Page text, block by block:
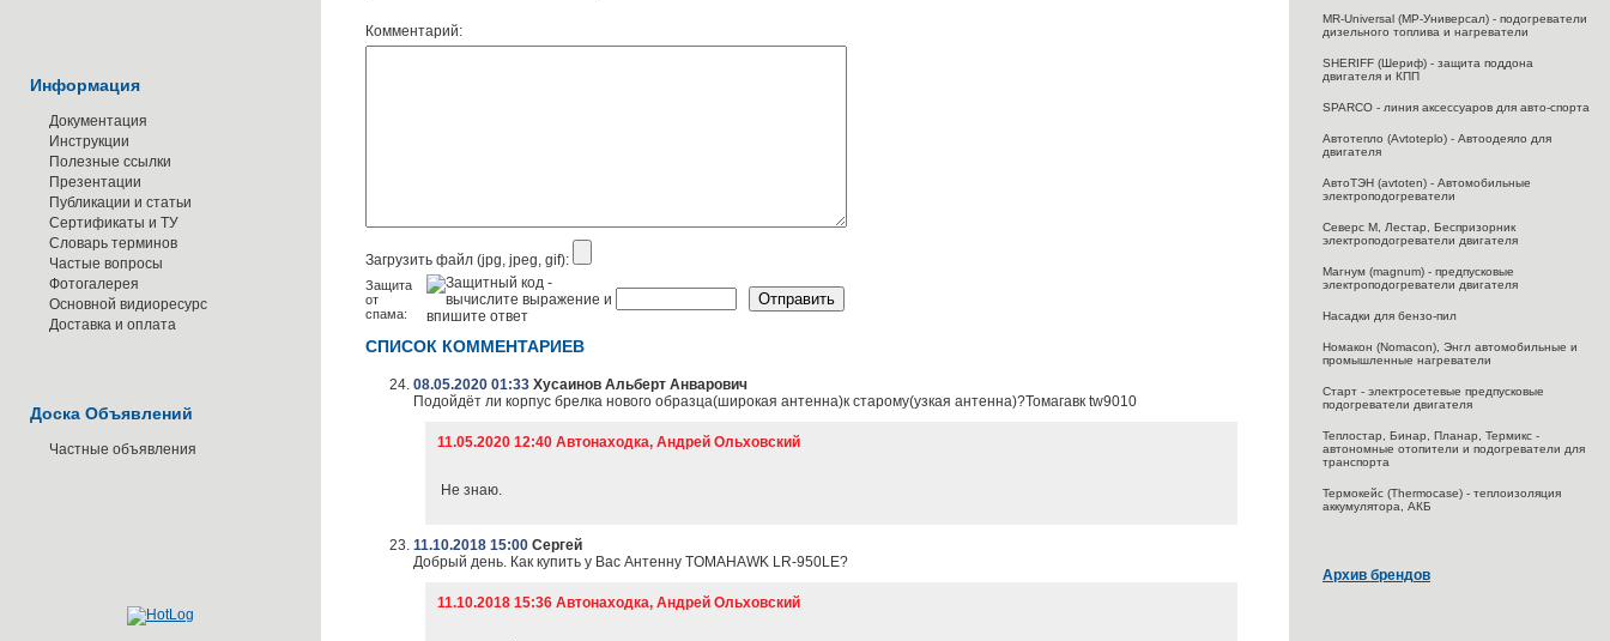
Информация
Документация
Инструкции
Полезные ссылки
Презентации
Публикации и статьи
Сертификаты и ТУ
Словарь терминов
Частые вопросы
Фотогалерея
Основной видиоресурс
Доставка и оплата
Доска Объявлений
Частные объявления
Комментарий:
Загрузить файл (jpg, jpeg, gif):
Защита
от
спама:
СПИСОК КОММЕНТАРИЕВ
08.05.2020 01:33 Хусаинов Альберт Анварович
Подойдёт ли корпус брелка нового образца(широкая антенна)к старому(узкая антенна)?Томагавк tw9010
11.05.2020 12:40 Автонаходка, Андрей Ольховский
Не знаю.
11.10.2018 15:00 Сергей
Добрый день. Как купить у Вас Антенну TOMAHAWK LR-950LE?
11.10.2018 15:36 Автонаходка, Андрей Ольховский
MR-Universal (МР-Универсал) - подогреватели
дизельного топлива и нагреватели
SHERIFF (Шериф) - защита поддона
двигателя и КПП
SPARCO - линия аксессуаров для авто-спорта
Автотепло (Avtoteplo) - Автоодеяло для
двигателя
АвтоТЭН (avtoten) - Автомобильные
электроподогреватели
Северс M, Лестар, Беспризорник
электроподогреватели двигателя
Магнум (magnum) - предпусковые
электроподогреватели двигателя
Насадки для бензо-пил
Номакон (Nomacon), Энгл автомобильные и
промышленные нагреватели
Старт - электросетевые предпусковые
подогреватели двигателя
Теплостар, Бинар, Планар, Термикс -
автономные отопители и подогреватели для
транспорта
Термокейс (Thermocase) - теплоизоляция
аккумулятора, АКБ
Архив брендов